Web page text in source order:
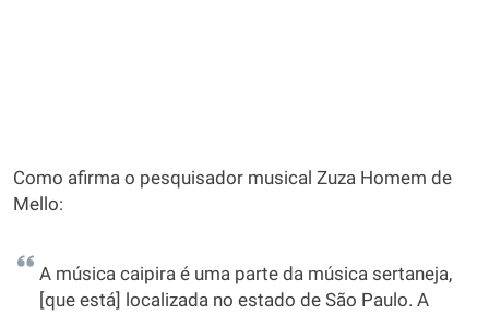
Como afirma o pesquisador musical Zuza Homem de
Mello:
A música caipira é uma parte da música sertaneja,
[que está] localizada no estado de São Paulo. A